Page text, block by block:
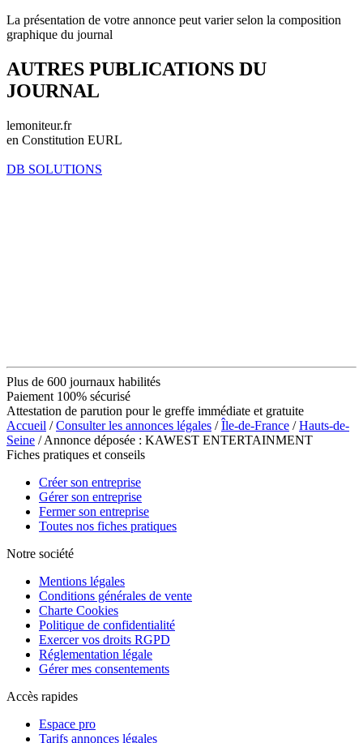
La présentation de votre annonce peut varier selon la composition
graphique du journal
AUTRES PUBLICATIONS DU
JOURNAL
lemoniteur.fr
en Constitution EURL
DB SOLUTIONS
Plus de 600 journaux habilités
Paiement 100% sécurisé
Attestation de parution pour le greffe immédiate et gratuite
Accueil /Consulter les annonces légales /Île-de-France /Hauts-de-
Seine / Annonce déposée : KAWEST ENTERTAINMENT
Fiches pratiques et conseils
Créer son entreprise
Gérer son entreprise
Fermer son entreprise
Toutes nos fiches pratiques
Notre société
Mentions légales
Conditions générales de vente
Charte Cookies
Politique de confidentialité
Exercer vos droits RGPD
Réglementation légale
Gérer mes consentements
Accès rapides
Espace pro
Tarifs annonces légales